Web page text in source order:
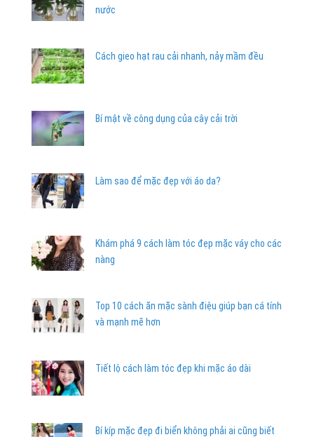
nước
Cách gieo hạt rau cải nhanh, nảy mầm đều
Bí mật về công dụng của cây cải trời
Làm sao để mặc đẹp với áo da?
Khám phá 9 cách làm tóc đẹp mặc váy cho các
nàng
Top 10 cách ăn mặc sành điệu giúp bạn cá tính
và mạnh mẽ hơn
Tiết lộ cách làm tóc đẹp khi mặc áo dài
Bí kíp mặc đẹp đi biển không phải ai cũng biết